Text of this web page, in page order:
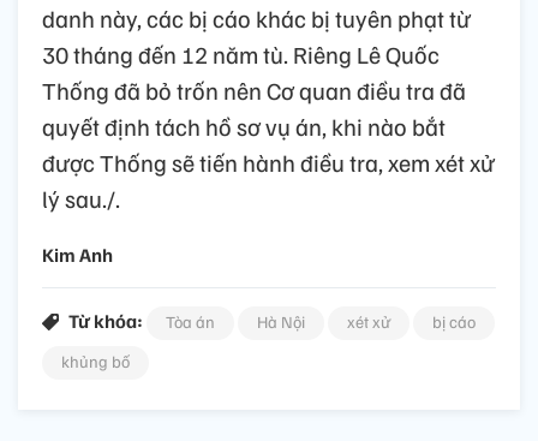
danh này, các bị cáo khác bị tuyên phạt từ
30 tháng đến 12 năm tù. Riêng Lê Quốc
Thống đã bỏ trốn nên Cơ quan điều tra đã
quyết định tách hồ sơ vụ án, khi nào bắt
được Thống sẽ tiến hành điều tra, xem xét xử
lý sau./.
Kim Anh
Từ khóa: Tòa án Hà Nội xét xử
bị cáo
khủng bố